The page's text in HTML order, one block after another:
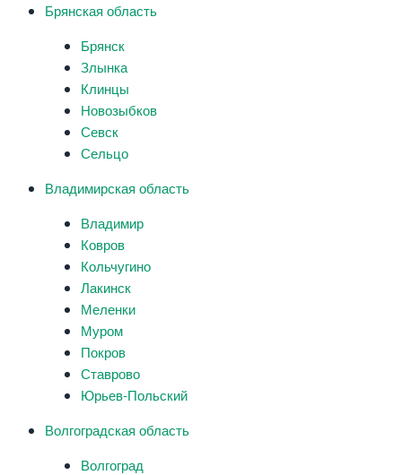
Брянская область
Брянск
Злынка
Клинцы
Новозыбков
Севск
Сельцо
Владимирская область
Владимир
Ковров
Кольчугино
Лакинск
Меленки
Муром
Покров
Ставрово
Юрьев-Польский
Волгоградская область
Волгоград